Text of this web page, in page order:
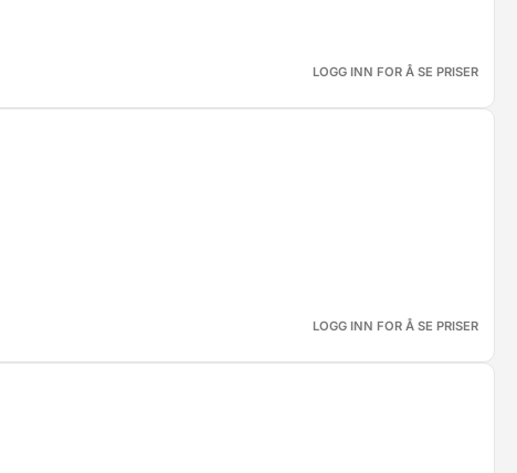
LOGG INN FOR Å SE PRISER
LOGG INN FOR Å SE PRISER